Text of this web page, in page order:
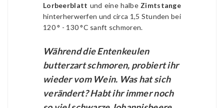
Lorbeerblatt und eine halbe Zimtstange
hinterherwerfen und circa 1,5 Stunden bei
120 ° - 130 °C sanft schmoren.
Während die Entenkeulen
butterzart schmoren, probiert ihr
wieder vom Wein. Was hat sich
verändert? Habt ihr immer noch